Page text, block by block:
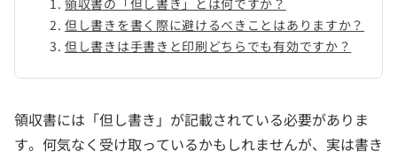
領収書の「但し書き」とは何ですか？
但し書きを書く際に避けるべきことはありますか？
但し書きは手書きと印刷どちらでも有効ですか？
領収書には「但し書き」が記載されている必要がありま
す。何気なく受け取っているかもしれませんが、実は書き